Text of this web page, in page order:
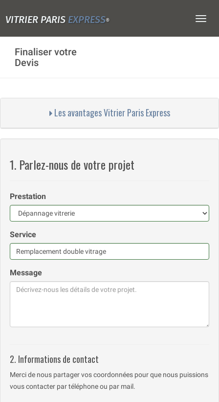
VITRIER PARIS EXPRESS®
Finaliser votre
Devis
Les avantages Vitrier Paris Express
1. Parlez-nous de votre projet
Prestation
Service
Message
2. Informations de contact
Merci de nous partager vos coordonnées pour que nous puissions
vous contacter par téléphone ou par mail.